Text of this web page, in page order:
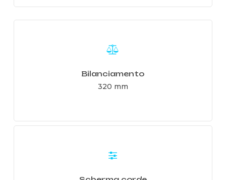
Bilanciamento
320 mm